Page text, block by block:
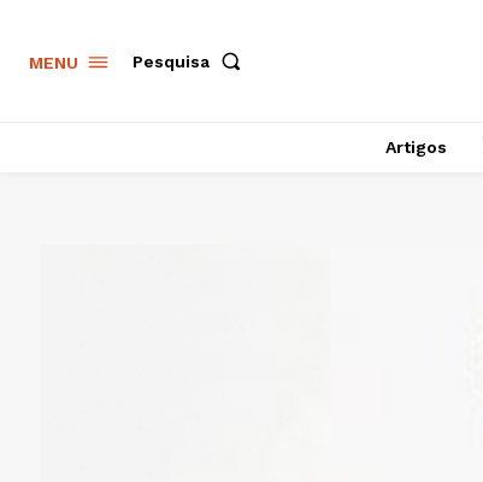
MENU Pesquisa
Artigos